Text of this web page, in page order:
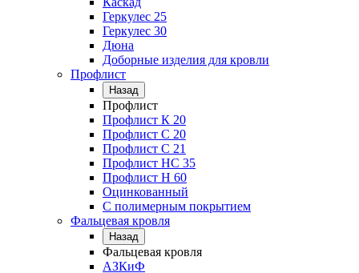
Геркулес 25
Геркулес 30
Дюна
Доборные изделия для кровли
Профлист
Назад
Профлист
Профлист К 20
Профлист С 20
Профлист C 21
Профлист НС 35
Профлист Н 60
Оцинкованный
С полимерным покрытием
Фальцевая кровля
Назад
Фальцевая кровля
АЗКиФ